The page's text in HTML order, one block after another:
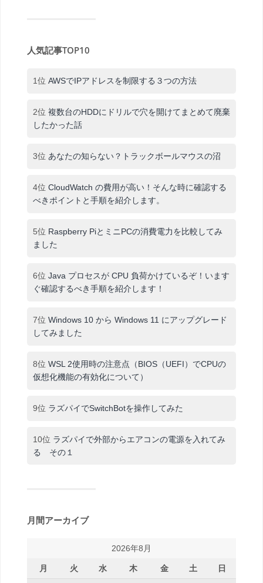
人気記事TOP10
1位 AWSでIPアドレスを制限する３つの方法
2位 複数台のHDDにドリルで穴を開けてまとめて廃棄
したかった話
3位 あなたの知らない？トラックボールマウスの沼
4位 CloudWatch の費用が高い！そんな時に確認する
べきポイントと手順を紹介します。
5位 Raspberry PiとミニPCの消費電力を比較してみ
ました
6位 Java プロセスが CPU 負荷かけているぞ！います
ぐ確認するべき手順を紹介します！
7位 Windows 10 から Windows 11 にアップグレード
してみました
8位 WSL 2使用時の注意点（BIOS（UEFI）でCPUの
仮想化機能の有効化について）
9位 ラズパイでSwitchBotを操作してみた
10位 ラズパイで外部からエアコンの電源を入れてみ
る その１
月間アーカイブ
2026年8月
月 火 水 木 金 土 日